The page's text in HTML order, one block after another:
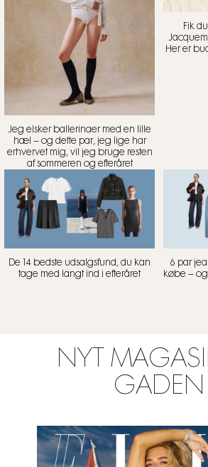
Jeg elsker ballerinaer med en lille
hæl – og dette par, jeg lige har
erhvervet mig, vil jeg bruge resten
af sommeren og efteråret
Fik
Her er
De 14 bedste udsalgsfund, du kan
tage med langt ind i efteråret
6 par
købe –
NYT
GADEN